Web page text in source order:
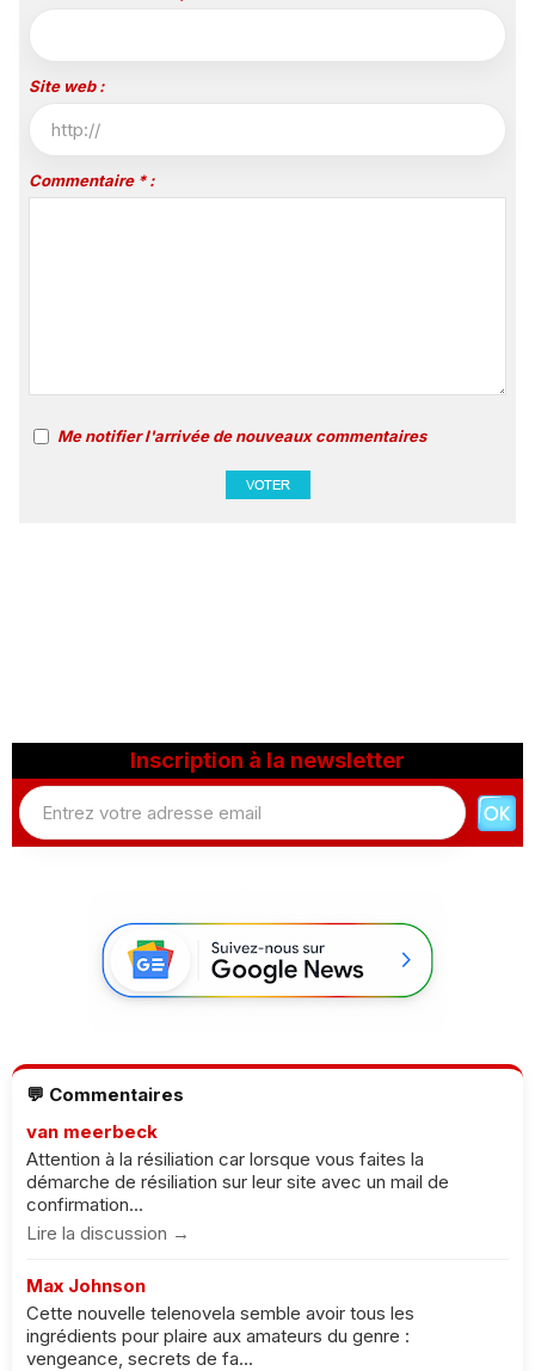
Site web :
Commentaire * :
Me notifier l'arrivée de nouveaux commentaires
Inscription à la newsletter
💬 Commentaires
van meerbeck
Attention à la résiliation car lorsque vous faites la
démarche de résiliation sur leur site avec un mail de
confirmation...
Lire la discussion →
Max Johnson
Cette nouvelle telenovela semble avoir tous les
ingrédients pour plaire aux amateurs du genre :
vengeance, secrets de fa...